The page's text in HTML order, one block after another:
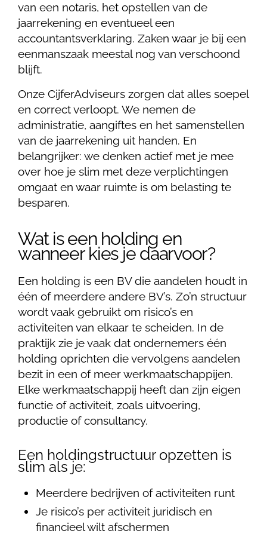
van een notaris, het opstellen van de
jaarrekening en eventueel een
accountantsverklaring. Zaken waar je bij een
eenmanszaak meestal nog van verschoond
blijft.
Onze CijferAdviseurs zorgen dat alles soepel
en correct verloopt. We nemen de
administratie, aangiftes en het samenstellen
van de jaarrekening uit handen. En
belangrijker: we denken actief met je mee
over hoe je slim met deze verplichtingen
omgaat en waar ruimte is om belasting te
besparen.
Wat is een holding en
wanneer kies je daarvoor?
Een holding is een BV die aandelen houdt in
één of meerdere andere BV’s. Zo’n structuur
wordt vaak gebruikt om risico’s en
activiteiten van elkaar te scheiden. In de
praktijk zie je vaak dat ondernemers één
holding oprichten die vervolgens aandelen
bezit in een of meer werkmaatschappijen.
Elke werkmaatschappij heeft dan zijn eigen
functie of activiteit, zoals uitvoering,
productie of consultancy.
Een holdingstructuur opzetten is
slim als je:
Meerdere bedrijven of activiteiten runt
Je risico’s per activiteit juridisch en
financieel wilt afschermen